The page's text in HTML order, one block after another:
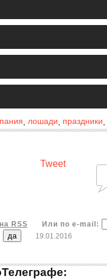
лошади праздники
Tweet
RSS
Или по e-mail:
19.01.2016